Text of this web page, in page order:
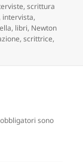
,scrittura
intervista,
, libri, Newton
,scrittrice,
sono